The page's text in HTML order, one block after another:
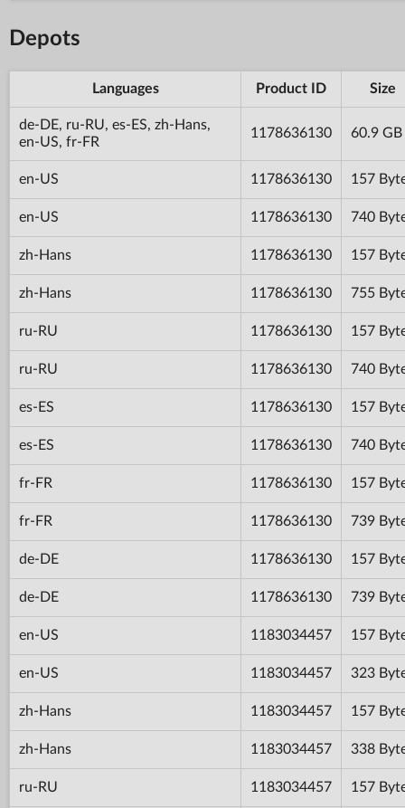
Depots
Languages Product ID Size
de-DE, ru-RU, es-ES, zh-Hans,
en-US, fr-FR
1178636130 60.9 GB
en-US 1178636130 157
en-US 1178636130 740
zh-Hans 1178636130 157
zh-Hans 1178636130 755
ru-RU 1178636130 157
ru-RU 1178636130 740
es-ES 1178636130 157
es-ES 1178636130 740
fr-FR 1178636130 157
fr-FR 1178636130 739
de-DE 1178636130 157
de-DE 1178636130 739
en-US 1183034457 157
en-US 1183034457 323
zh-Hans 1183034457 157
zh-Hans 1183034457 338
ru-RU 1183034457 157